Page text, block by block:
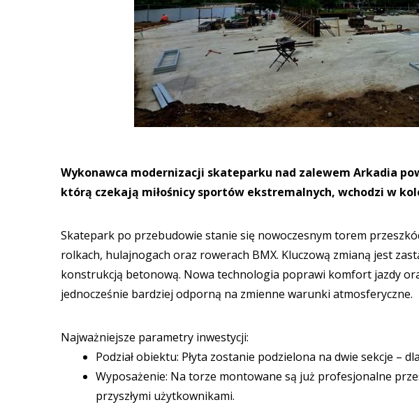
Wykonawca modernizacji skateparku nad zalewem Arkadia
którą czekają miłośnicy sportów ekstremalnych, wchodzi w
Skatepark po przebudowie stanie się nowoczesnym torem
rolkach, hulajnogach oraz rowerach BMX. Kluczową zmianą jest
konstrukcją betonową. Nowa technologia poprawi komfort jazdy
jednocześnie bardziej odporną na zmienne warunki atmosferyczne.
Najważniejsze parametry inwestycji:
Podział obiektu: Płyta zostanie podzielona na dwie sekcje –
Wyposażenie: Na torze montowane są już profesjonalne
przyszłymi użytkownikami.